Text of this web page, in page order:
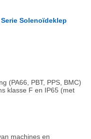
Solenoïdeklep
(PA66, PBT, PPS, BMC)
klasse F en IP65 (met
machines en